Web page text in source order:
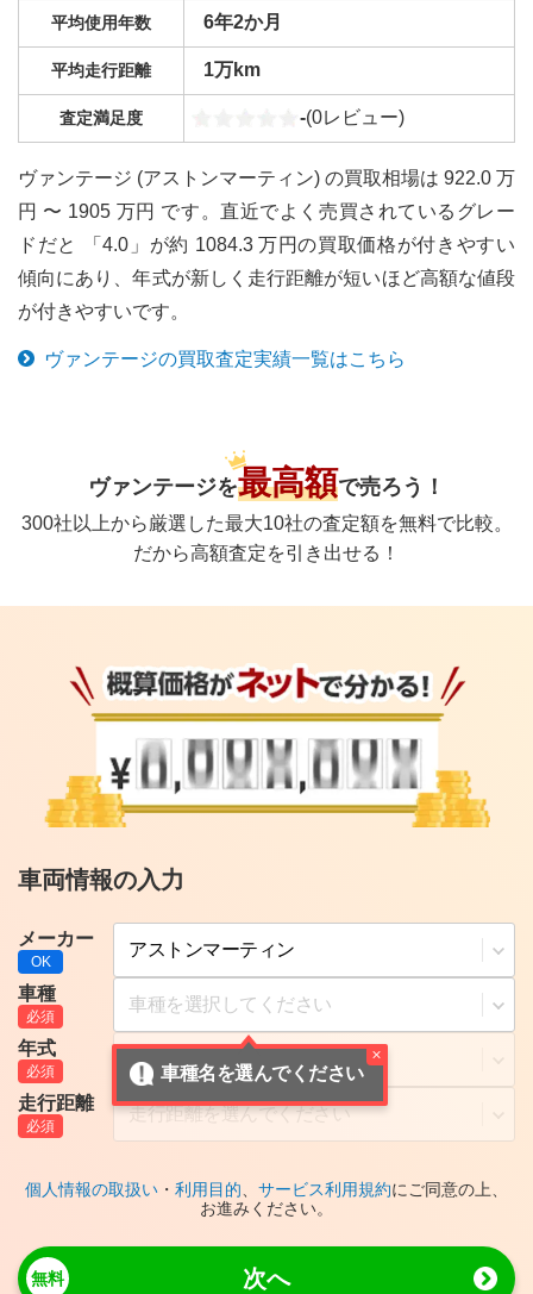
平均使用年数 6年2か月
平均走行距離 1万km
査定満足度 -(0レビュー)
ヴァンテージ (アストンマーティン) の買取相場は 922.0 万
円 〜 1905 万円 です。直近でよく売買されているグレー
ドだと 「4.0」が約 1084.3 万円の買取価格が付きやすい
傾向にあり、年式が新しく走行距離が短いほど高額な値段
が付きやすいです。
ヴァンテージの買取査定実績一覧はこちら
ヴァンテージを最高額で売ろう！
300社以上から厳選した最大10社の査定額を無料で比較。
だから高額査定を引き出せる！
車両情報の入力
メーカー
車種
車種名を選んでください
年式
走行距離
個人情報の取扱い ・ 利用目的 サービス利用規約にご同意の上、
お進みください。
次へ